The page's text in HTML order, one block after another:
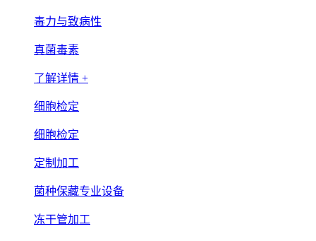
毒力与致病性
真菌毒素
了解详情 +
细胞检定
细胞检定
定制加工
菌种保藏专业设备
冻干管加工